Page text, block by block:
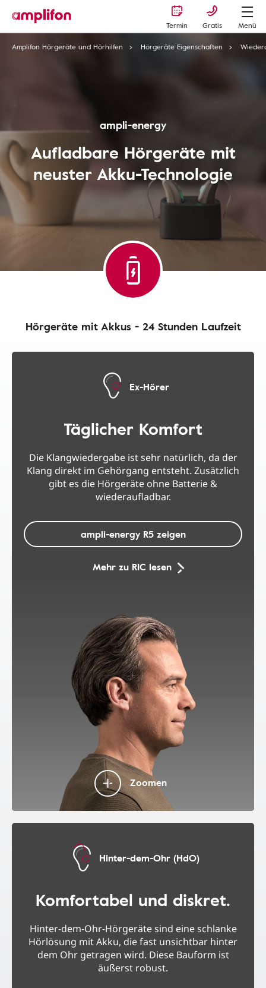
Termin Gratis
Menü
Amplifon Hörgeräte und Hörhilfen
Hörgeräte Eigenschaften
ampli-energy
Aufladbare Hörgeräte mit
neuster Akku-Technologie
Hörgeräte mit Akkus - 24 Stunden Laufzeit
Ex-Hörer
Täglicher Komfort
Die Klangwiedergabe ist sehr natürlich, da der
Klang direkt im Gehörgang entsteht. Zusätzlich
gibt es die Hörgeräte ohne Batterie &
wiederaufladbar.
ampli-energy R5 zeigen
Mehr zu RIC lesen
Zoomen
Hinter-dem-Ohr (HdO)
Komfortabel und diskret.
Hinter-dem-Ohr-Hörgeräte sind eine schlanke
Hörlösung mit Akku, die fast unsichtbar hinter
dem Ohr getragen wird. Diese Bauform ist
äußerst robust.